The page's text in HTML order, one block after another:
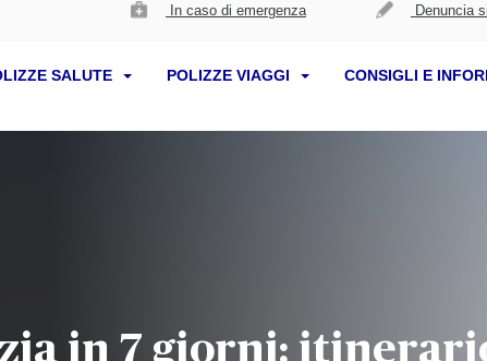
In caso di emergenza Denuncia
SALUTE POLIZZE VIAGGI CONSIGLI E
in 7 giorni: